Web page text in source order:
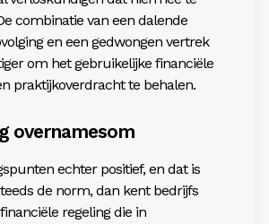
combinatie van een dalende
en een gedwongen vertrek
om hetgebruikelijke financiële
praktijkoverdracht te behalen.
overnamesom
echter positief, en dat is
de norm, dan kent bedrijfs­
regeling die in